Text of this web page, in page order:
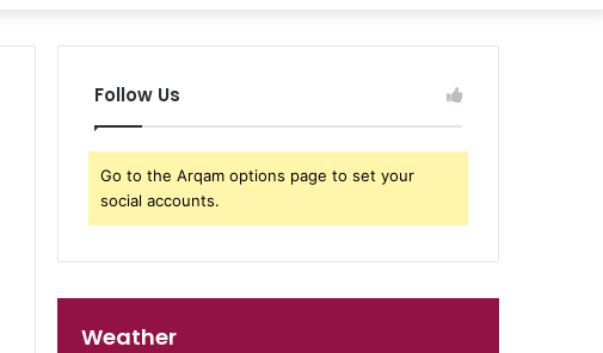
Follow Us
Go to the Arqam options page to set your
social accounts.
Weather